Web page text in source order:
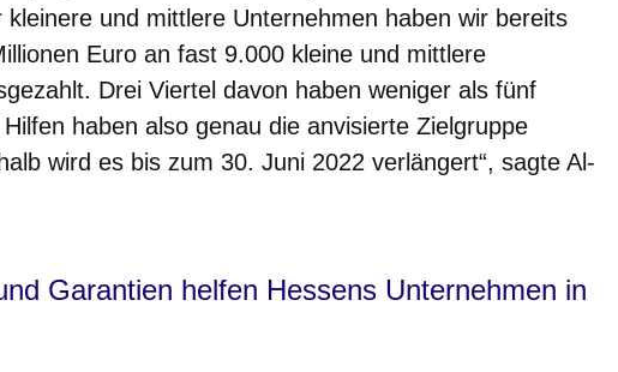
kleinere und mittlere Unternehmen haben wir bereits
Euro an fast 9.000 kleine und mittlere
Drei Viertel davon haben weniger als fünf
haben also genau die anvisierte Zielgruppe
wird es bis zum 30. Juni 2022 verlängert“, sagte Al-
Garantien helfen Hessens Unternehmen in